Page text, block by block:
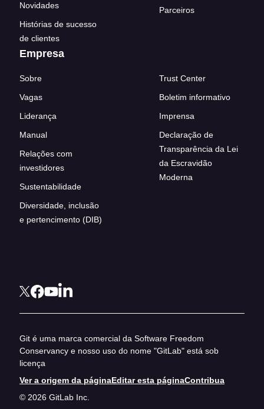
Novidades
Histórias de sucesso
de clientes
Parceiros
Empresa
Sobre
Vagas
Liderança
Manual
Relações com
investidores
Sustentabilidade
Diversidade, inclusão
e pertencimento (DIB)
Trust Center
Boletim informativo
Imprensa
Declaração de
Transparência da Lei
da Escravidão
Moderna
Git é uma marca comercial da Software Freedom
Conservancy e nosso uso do nome "GitLab" está sob
licença
Ver a origem da páginaEditar esta páginaContribua
© 2026 GitLab Inc.